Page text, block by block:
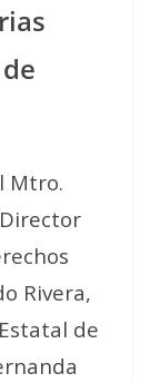
Mtro.
Rivera,
de